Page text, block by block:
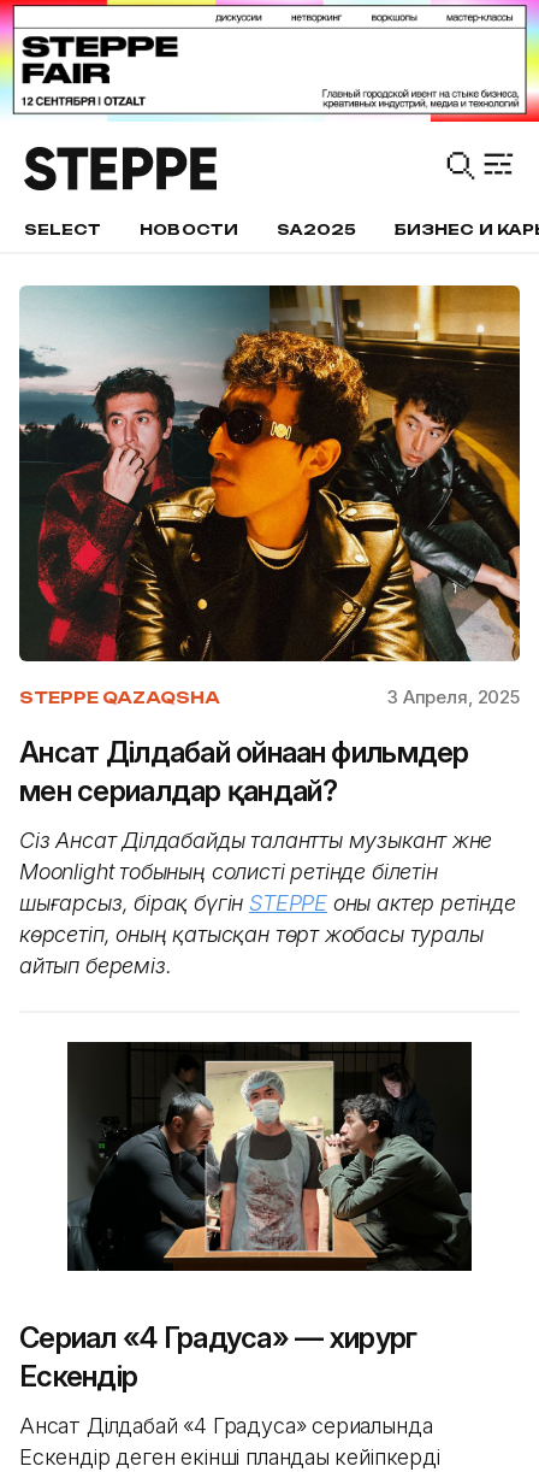
SELECT НОВОСТИ SA2025 БИЗНЕС И
STEPPE QAZAQSHA 3 Апреля, 2025
Ансат Ділдабай ойнаған фильмдер
мен сериалдар қандай?
Сіз Ансат Ділдабайды талантты музыкант және
Moonlight тобының солисті ретінде білетін
шығарсыз, бірақ бүгін STEPPEоны актер ретінде
көрсетіп, оның қатысқан төрт жобасы туралы
айтып береміз.
Сериал «4 Градуса» — хирург
Ескендір
Ансат Ділдабай «4 Градуса» сериалында
Ескендір деген екінші пландағы кейіпкерді